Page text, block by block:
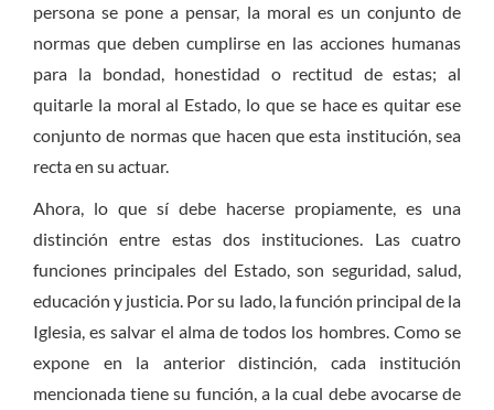
persona se pone a pensar, la moral es un conjunto de
normas que deben cumplirse en las acciones humanas
para la bondad, honestidad o rectitud de estas; al
quitarle la moral al Estado, lo que se hace es quitar ese
conjunto de normas que hacen que esta institución, sea
recta en su actuar.
Ahora, lo que sí debe hacerse propiamente, es una
distinción entre estas dos instituciones. Las cuatro
funciones principales del Estado, son seguridad, salud,
educación y justicia. Por su lado, la función principal de la
Iglesia, es salvar el alma de todos los hombres. Como se
expone en la anterior distinción, cada institución
mencionada tiene su función, a la cual debe avocarse de